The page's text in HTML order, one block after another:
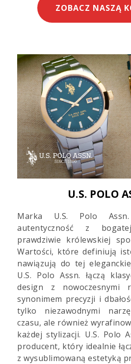
ZOBACZ NASZĄ
U.S. POLO
Marka U.S. Polo
autentyczność z
prawdziwie królewskiej
Wartości, które definiują
nawiązują do tej
U.S. Polo Assn. łączą
design z nowoczesnymi
synonimem precyzji i
tylko niezawodnymi
czasu, ale również
każdej stylizacji. U.S. Polo
producent, który idealnie
z wysublimowaną estetyką